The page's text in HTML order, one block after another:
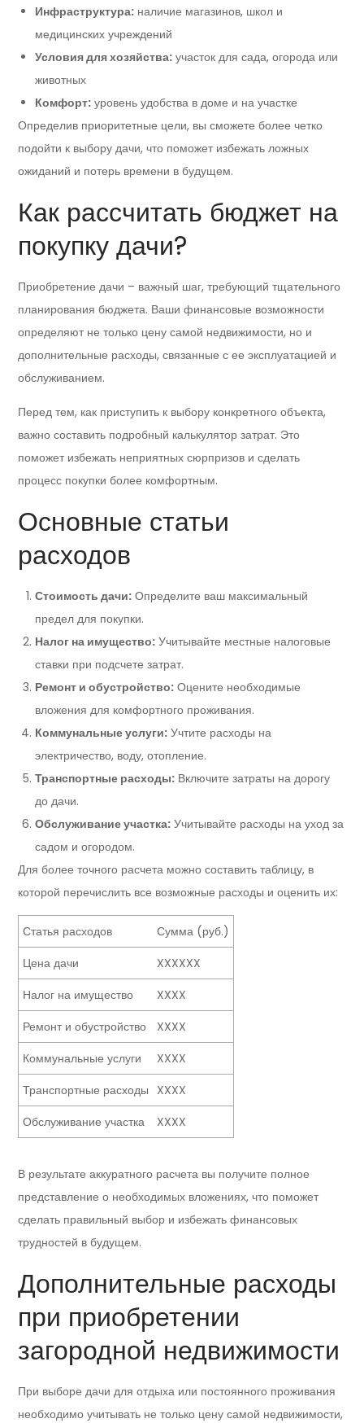
Инфраструктура: наличие магазинов, школ и
медицинских учреждений
Условия для хозяйства: участок для сада, огорода или
животных
Комфорт: уровень удобства в доме и на участке
Определив приоритетные цели, вы сможете более четко
подойти к выбору дачи, что поможет избежать ложных
ожиданий и потерь времени в будущем.
Как рассчитать бюджет на
покупку дачи?
Приобретение дачи – важный шаг, требующий тщательного
планирования бюджета. Ваши финансовые возможности
определяют не только цену самой недвижимости, но и
дополнительные расходы, связанные с ее эксплуатацией и
обслуживанием.
Перед тем, как приступить к выбору конкретного объекта,
важно составить подробный калькулятор затрат. Это
поможет избежать неприятных сюрпризов и сделать
процесс покупки более комфортным.
Основные статьи
расходов
Стоимость дачи: Определите ваш максимальный
предел для покупки.
Налог на имущество: Учитывайте местные налоговые
ставки при подсчете затрат.
Ремонт и обустройство: Оцените необходимые
вложения для комфортного проживания.
Коммунальные услуги: Учтите расходы на
электричество, воду, отопление.
Транспортные расходы: Включите затраты на дорогу
до дачи.
Обслуживание участка: Учитывайте расходы на уход за
садом и огородом.
Для более точного расчета можно составить таблицу, в
которой перечислить все возможные расходы и оценить их:
Статья расходов
Сумма (руб.)
Цена дачи
XXXXXX
Налог на имущество
XXXX
Ремонт и обустройство
XXXX
Коммунальные услуги
XXXX
Транспортные расходы XXXX
Обслуживание участка
XXXX
В результате аккуратного расчета вы получите полное
представление о необходимых вложениях, что поможет
сделать правильный выбор и избежать финансовых
трудностей в будущем.
Дополнительные расходы
при приобретении
загородной недвижимости
При выборе дачи для отдыха или постоянного проживания
необходимо учитывать не только цену самой недвижимости,